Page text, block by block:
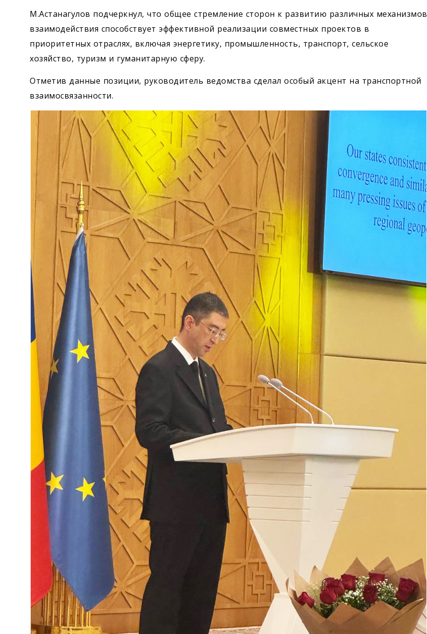
М.Астанагулов подчеркнул, что общее стремление сторон к развитию различных механизмов
взаимодействия способствует эффективной реализации совместных проектов в
приоритетных отраслях, включая энергетику, промышленность, транспорт, сельское
хозяйство, туризм и гуманитарную сферу.
Отметив данные позиции, руководитель ведомства сделал особый акцент на транспортной
взаимосвязанности.